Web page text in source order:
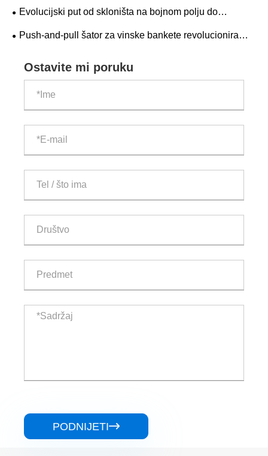
katastrofe?
Evolucijski put od skloništa na bojnom polju do
inteligentne podrške
Push-and-pull šator za vinske bankete revolucionira
Ostavite mi poruku
PODNIJETI